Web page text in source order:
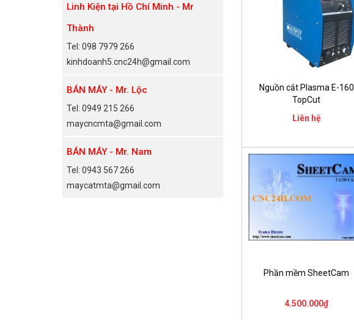
Linh Kiện tại Hồ Chí Minh - Mr
Thành
Tel: 098 7979 266
kinhdoanh5.cnc24h@gmail.com
BÁN MÁY - Mr. Lộc
Tel: 0949 215 266
maycncmta@gmail.com
BÁN MÁY - Mr. Nam
Tel: 0943 567 266
maycatmta@gmail.com
Nguồn cắt Plasma E-160
TopCut
Liên hệ
Phần mềm SheetCam
4.500.000₫